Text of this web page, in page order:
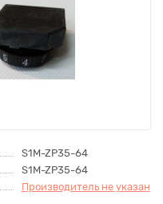
S1M-ZP35-64
S1M-ZP35-64
Производитель не указан